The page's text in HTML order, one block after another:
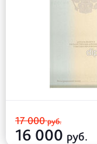
17 000руб.
16 000 руб.